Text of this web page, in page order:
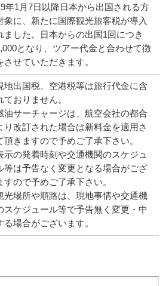
年1月7日以降日本から出国される方
象に、新たに国際観光旅客税が導入
ました。日本からの出国1回につき
となり、ツアー代金と合わせて徴
させていただきます。
地出国税、空港税等は旅行代金に含
ておりません。
油サーチャージは、航空会社の都合
り改訂された場合は新料金を適用さ
頂きますので予めご了承下さい。
示の発着時刻や交通機関のスケジュ
等は予告なく変更となる場合がござ
すので予めご了承下さい。
光場所や順路は、現地事情や交通機
スケジュール等で予告無く変更・中
る場合がございます。